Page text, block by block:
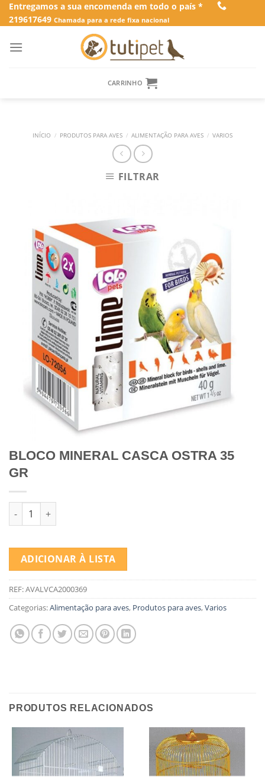
SkipEntregamos a sua encomenda em todo o país *
219617649 Chamada para a rede fixa nacional
CARRINHO
INÍCIO / PRODUTOS PARA AVES / ALIMENTAÇÃO PARA AVES / VARIOS
FILTRAR
BLOCO MINERAL CASCA OSTRA 35
GR
Quantidade de BLOCO MINERAL CASCA OSTRA 35 GR
ADICIONAR À LISTA
REF:AVALVCA2000369
Categorias:Alimentação para aves, Produtos para aves,Varios
PRODUTOS RELACIONADOS